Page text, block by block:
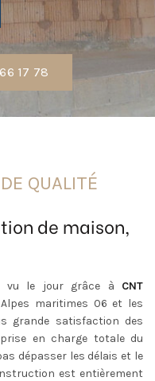
17 78
QUALITÉ
de maison,
vu le jour grâce à CNT
maritimes 06 et les
grande satisfaction des
en charge totale du
dépasser les délais et le
est entièrement